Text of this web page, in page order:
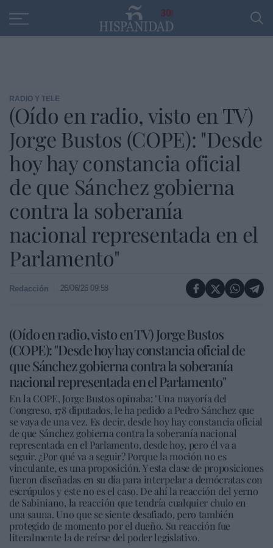
30
RADIO Y TELE
(Oído en radio, visto en TV)
Jorge Bustos (COPE): "Desde
hoy hay constancia oficial
de que Sánchez gobierna
contra la soberanía
nacional representada en el
Parlamento"
Redacción 26/06/26 09:58
(Oído en radio, visto en TV) Jorge Bustos
(COPE): "Desde hoy hay constancia oficial de
que Sánchez gobierna contra la soberanía
nacional representada en el Parlamento"
En la COPE, Jorge Bustos opinaba: "Una mayoría del
Congreso, 178 diputados, le ha pedido a Pedro Sánchez que
se vaya de una vez. Es decir, desde hoy hay constancia oficial
de que Sánchez gobierna contra la soberanía nacional
representada en el Parlamento, desde hoy, pero él va a
seguir. ¿Por qué va a seguir? Porque la moción no es
vinculante, es una proposición. Y esta clase de proposiciones
fueron diseñadas en su día para interpelar a demócratas con
escrúpulos y este no es el caso. De ahí la reacción del yerno
de Sabiniano, la reacción que tendría cualquier chulo en
una sauna. Uno que se siente desafiado, pero también
protegido de momento por el dueño. Su reacción fue
literalmente la de reírse del poder legislativo.